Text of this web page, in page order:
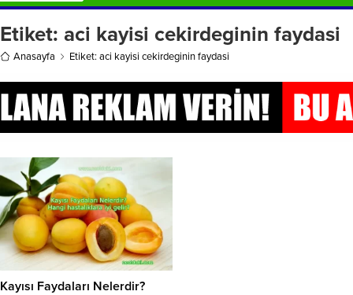
Etiket: aci kayisi cekirdeginin faydasi
Anasayfa Etiket: aci kayisi cekirdeginin faydasi
Kayısı Faydaları Nelerdir?